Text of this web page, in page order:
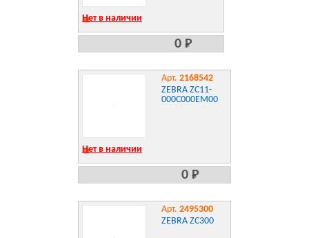
Нет в наличии
0 Р
Арт. 2168542
ZEBRA ZC11-
000C000EM00
Нет в наличии
0 Р
Арт. 2495300
ZEBRA ZC300